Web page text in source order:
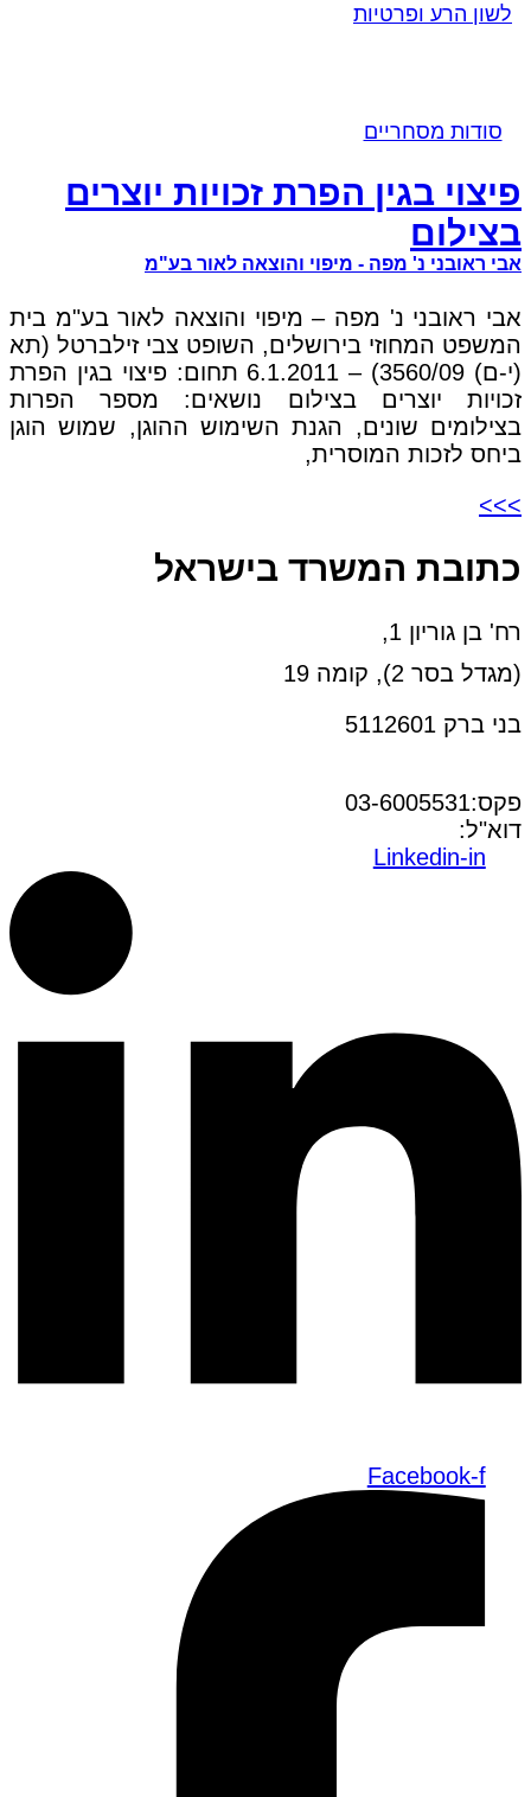
לשון הרע ופרטיות
סודות מסחריים
פיצוי בגין הפרת זכויות יוצרים
בצילום
אבי ראובני נ' מפה - מיפוי והוצאה לאור בע"מ
אבי ראובני נ' מפה – מיפוי והוצאה לאור בע"מ בית
המשפט המחוזי בירושלים, השופט צבי זילברטל (תא
(י-ם) 3560/09) – 6.1.2011 תחום: פיצוי בגין הפרת
זכויות יוצרים בצילום נושאים: מספר הפרות
בצילומים שונים, הגנת השימוש ההוגן, שמוש הוגן
ביחס לזכות המוסרית,
>>>
כתובת המשרד בישראל
רח' בן גוריון 1,
(מגדל בסר 2), קומה 19
בני ברק 5112601
פקס:03-6005531
דוא"ל:
Linkedin-in
Facebook-f